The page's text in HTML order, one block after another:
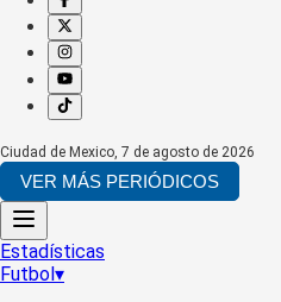
Ciudad de Mexico, 7 de agosto de 2026
VER MÁS PERIÓDICOS
Estadísticas
Futbol▾